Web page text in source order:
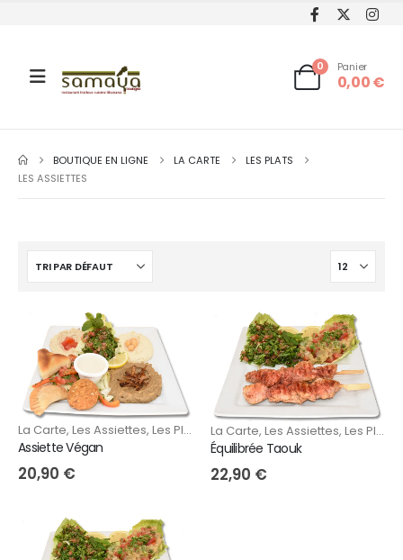
0 Panier
0,00€
BOUTIQUE EN LIGNE LA CARTE
LES PLATS
LES ASSIETTES
La Carte, Les Assiettes, Les Plats
Assiette Végan
20,90 €
La Carte, Les Assiettes, Les Plats
Équilibrée Taouk
22,90 €